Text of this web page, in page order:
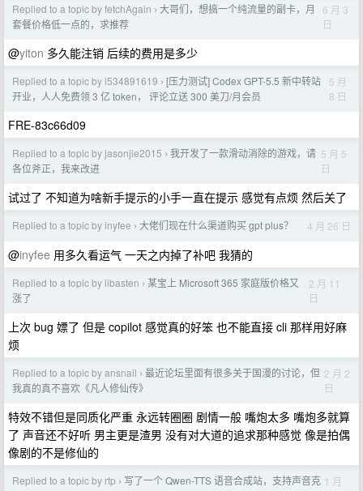
Replied to a topic by fetchAgain › 大哥们，想搞一个纯流量的副卡，月
套餐价格低一点的，求推荐
6 月 3
日
@yiton 多久能注销 后续的费用是多少
Replied to a topic by l534891619 › [压力测试] Codex GPT-5.5 新中转站
开业，人人免费领 3 亿 token， 评论立送 300 美刀/月会员
5 月
8 日
FRE-83c66d09
Replied to a topic by jasonjie2015 › 我开发了一款滑动消除的游戏，请
各位斧正，我来改进
5 月 5
日
试过了 不知道为啥新手提示的小手一直在提示 感觉有点烦 然后关了
Replied to a topic by inyfee › 大佬们现在什么渠道购买 gpt plus？ 4 月 26 日
@inyfee 用多久看运气 一天之内掉了补吧 我猜的
Replied to a topic by libasten › 某宝上 Microsoft 365 家庭版价格又
涨了
2 月 11
日
上次 bug 嫖了 但是 copilot 感觉真的好笨 也不能直接 cli 那样用好麻
烦
Replied to a topic by ansnail › 最近论坛里面有很多关于国漫的讨论，但
我真的真不喜欢《凡人修仙传》
2 月 2
日
特效不错但是同质化严重 永远转圈圈 剧情一般 嘴炮太多 嘴炮多就算
了 声音还不好听 男主更是渣男 没有对大道的追求那种感觉 像是拍偶
像剧的不是修仙的
Replied to a topic by rtp › 写了一个 Qwen-TTS 语音合成站，支持声音克 1 月